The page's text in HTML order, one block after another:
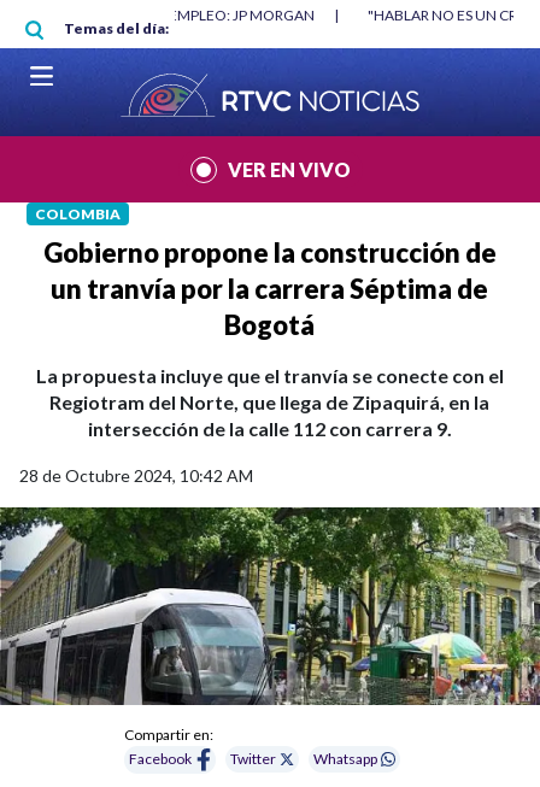
Pasar al contenido principal
Temas del día:
"HABLAR NO ES UN CRIMEN": CARTA DE BETO CORAL |
VER EN VIVO
COLOMBIA
Gobierno propone la construcción de
un tranvía por la carrera Séptima de
Bogotá
La propuesta incluye que el tranvía se conecte con el
Regiotram del Norte, que llega de Zipaquirá, en la
intersección de la calle 112 con carrera 9.
28 de Octubre 2024, 10:42 AM
Compartir en:
Facebook
Twitter Whatsapp